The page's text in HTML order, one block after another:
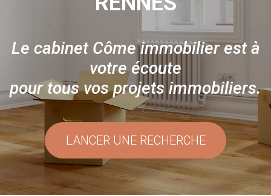
Le cabinet Côme immobilier est à
votre écoute
pour tous vos projets immobiliers.
LANCER UNE RECHERCHE